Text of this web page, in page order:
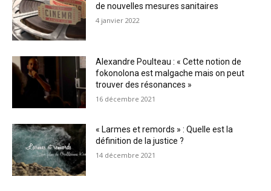
de nouvelles mesures sanitaires
4 janvier 2022
Alexandre Poulteau : « Cette notion de
fokonolona est malgache mais on peut
trouver des résonances »
16 décembre 2021
« Larmes et remords » : Quelle est la
définition de la justice ?
14 décembre 2021